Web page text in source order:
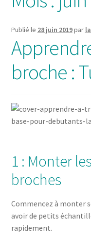
Password Reset
Register
Solde de la carte-cadeau
Boutique en ligne
Panier
Politique de
Validation de la
Contact
Publié le 28 juin 2019par
broche :
1 : Monter
broches
Commencez à monter
avoir de petits
rapidement.